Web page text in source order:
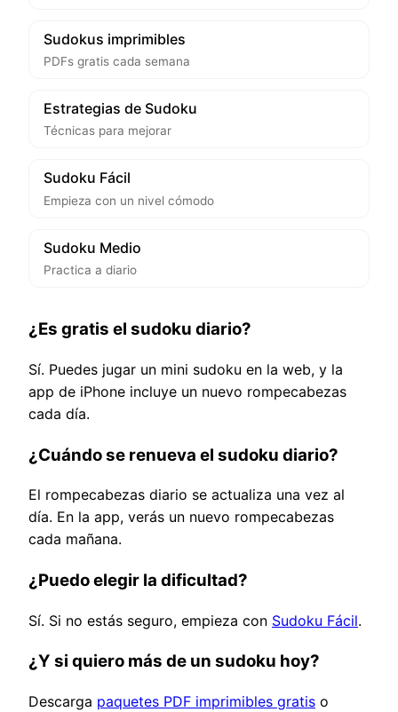
Sudokus imprimibles
PDFs gratis cada semana
Estrategias de Sudoku
Técnicas para mejorar
Sudoku Fácil
Empieza con un nivel cómodo
Sudoku Medio
Practica a diario
¿Es gratis el sudoku diario?
Sí. Puedes jugar un mini sudoku en la web, y la
app de iPhone incluye un nuevo rompecabezas
cada día.
¿Cuándo se renueva el sudoku diario?
El rompecabezas diario se actualiza una vez al
día. En la app, verás un nuevo rompecabezas
cada mañana.
¿Puedo elegir la dificultad?
Sí. Si no estás seguro, empieza con Sudoku Fácil.
¿Y si quiero más de un sudoku hoy?
Descarga paquetes PDF imprimibles gratis o